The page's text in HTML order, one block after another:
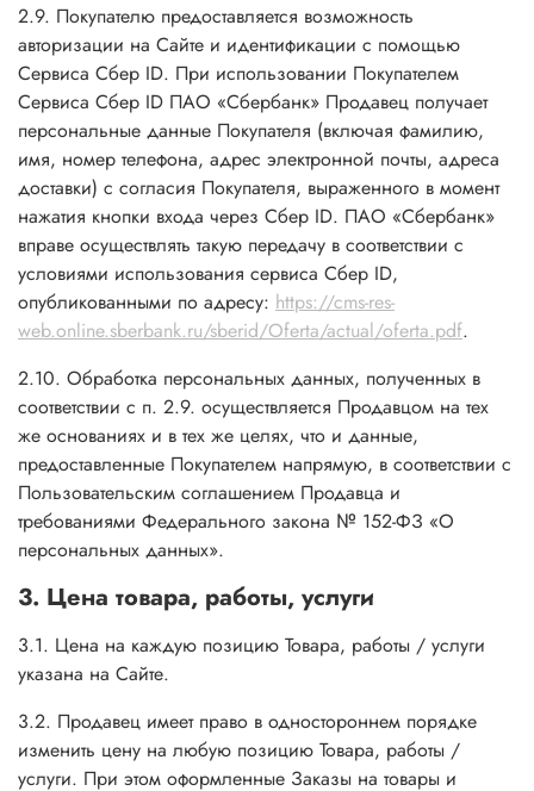
2.9. Покупателю предоставляется возможность
авторизации на Сайте и идентификации с помощью
Сервиса Сбер ID. При использовании Покупателем
Сервиса Сбер ID ПАО «Сбербанк» Продавец получает
персональные данные Покупателя (включая фамилию,
имя, номер телефона, адрес электронной почты, адреса
доставки) с согласия Покупателя, выраженного в момент
нажатия кнопки входа через Сбер ID. ПАО «Сбербанк»
вправе осуществлять такую передачу в соответствии с
условиями использования сервиса Сбер ID,
опубликованными по адресу: https://cms-res-
web.online.sberbank.ru/sberid/Oferta/actual/oferta.pdf.
2.10. Обработка персональных данных, полученных в
соответствии с п. 2.9. осуществляется Продавцом на тех
же основаниях и в тех же целях, что и данные,
предоставленные Покупателем напрямую, в соответствии с
Пользовательским соглашением Продавца и
требованиями Федерального закона № 152-ФЗ «О
персональных данных».
3. Цена товара, работы, услуги
3.1. Цена на каждую позицию Товара, работы / услуги
указана на Сайте.
3.2. Продавец имеет право в одностороннем порядке
изменить цену на любую позицию Товара, работы /
услуги. При этом оформленные Заказы на товары и